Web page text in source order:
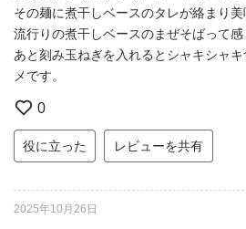
その麺に煮干しベースのタレが絡まり美
流行りの煮干しベースのまぜそばって感
あと刻み玉ねぎを入れるとシャキシャ
メです。
0
役に立った レビューを共有
2025年10月26日